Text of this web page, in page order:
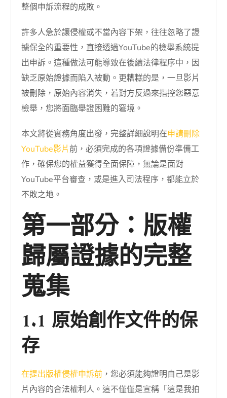
整個申訴流程的成敗。
許多人急於讓侵權或不當內容下架，往往忽略了證
據保全的重要性，直接透過YouTube的檢舉系統提
出申訴。這種做法可能導致在後續法律程序中，因
缺乏原始證據而陷入被動。更糟糕的是，一旦影片
被刪除，原始內容消失，若對方反過來指控您惡意
檢舉，您將面臨舉證困難的窘境。
本文將從實務角度出發，完整詳細說明在申請刪除
YouTube影片前，必須完成的各項證據備份準備工
作，確保您的權益獲得全面保障，無論是面對
YouTube平台審查，或是進入司法程序，都能立於
不敗之地。
第一部分：版權
歸屬證據的完整
蒐集
1.1 原始創作文件的保
存
在提出版權侵權申訴前 ，您必須能夠證明自己是影
片內容的合法權利人。這不僅僅是宣稱「這是我拍